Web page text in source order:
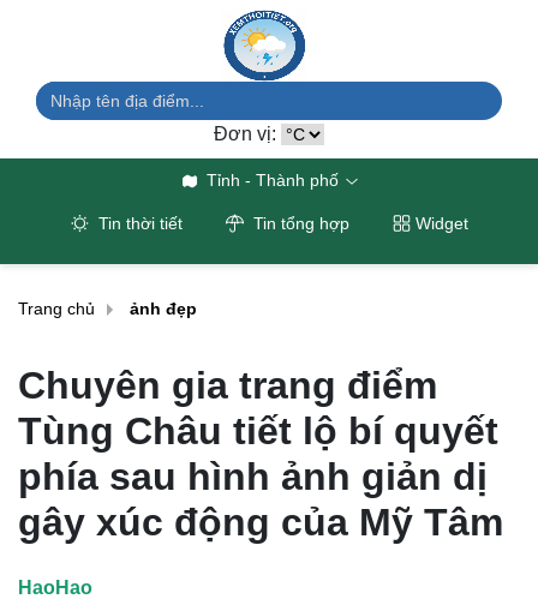
Đơn vị:
Tỉnh - Thành phố
Tin thời tiết Tin tổng hợp Widget
Trang chủ ảnh đẹp
Chuyên gia trang điểm
Tùng Châu tiết lộ bí quyết
phía sau hình ảnh giản dị
gây xúc động của Mỹ Tâm
HaoHao